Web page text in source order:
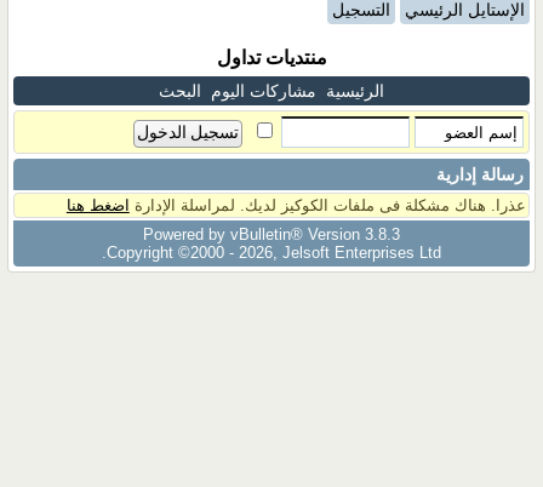
الإستايل الرئيسي التسجيل
منتديات تداول
الرئيسية مشاركات اليوم البحث
رسالة إدارية
عذرا. هناك مشكلة فى ملفات الكوكيز لديك. لمراسلة الإدارة اضغط هنا
Powered by vBulletin® Version 3.8.3
Copyright ©2000 - 2026, Jelsoft Enterprises Ltd.